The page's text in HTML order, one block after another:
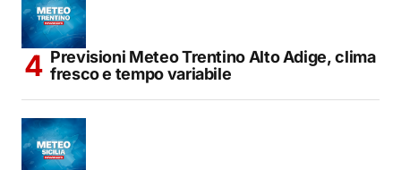
Previsioni Meteo Trentino Alto Adige, clima
fresco e tempo variabile